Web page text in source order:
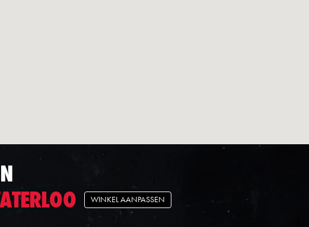
WINKEL AANPASSEN